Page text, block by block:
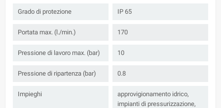
Grado di protezione IP 65
Portata max. (l./min.) 170
Pressione di lavoro max. (bar) 10
Pressione di ripartenza (bar) 0.8
Impieghi
approvigionamento idrico,
impianti di pressurizzazione,